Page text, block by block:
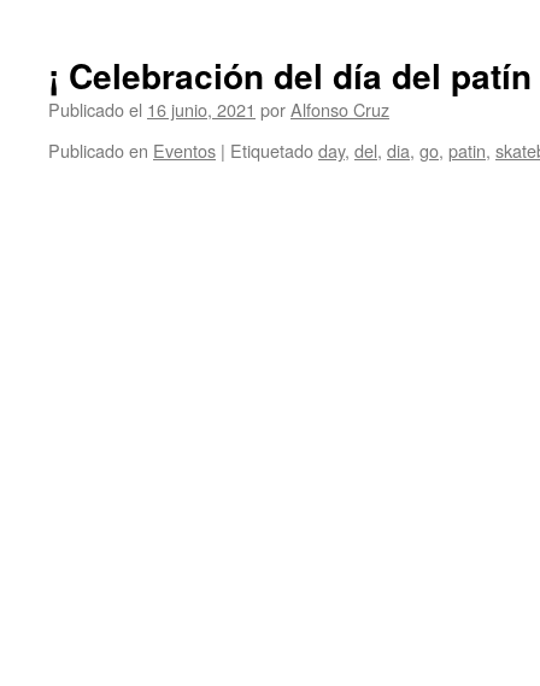
¡ Celebración del día del
Publicado el 16 junio, 2021 porAlfonso Cruz
Publicado en Eventos | Etiquetadoday, del, dia, go, patin,